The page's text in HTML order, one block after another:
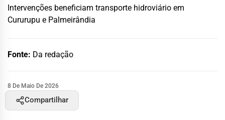
Intervenções beneficiam transporte hidroviário em
Cururupu e Palmeirândia
Fonte: Da redação
8 De Maio De 2026
Compartilhar